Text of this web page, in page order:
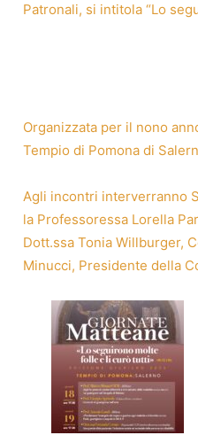
Patronali, si intitola “Lo
Organizzata per il nono
Tempio di Pomona di
Agli incontri interverranno
la Professoressa Lorella
Dott.ssa Tonia Willburger,
Minucci, Presidente della